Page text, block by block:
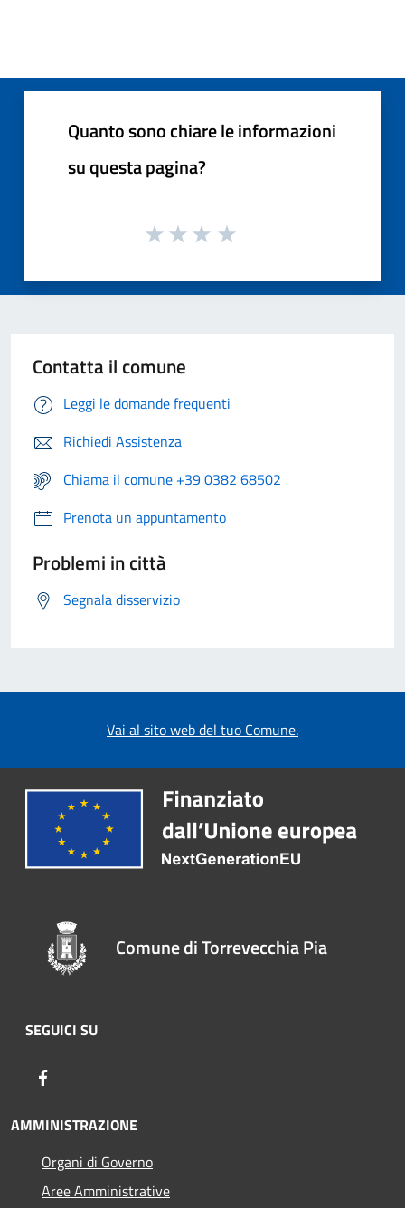
Quanto sono chiare le informazioni
su questa pagina?
Contatta il comune
Leggi le domande frequenti
Richiedi Assistenza
Chiama il comune +39 0382 68502
Prenota un appuntamento
Problemi in città
Segnala disservizio
Vai al sito web del tuo Comune.
Comune di Torrevecchia Pia
SEGUICI SU
AMMINISTRAZIONE
Organi di Governo
Aree Amministrative